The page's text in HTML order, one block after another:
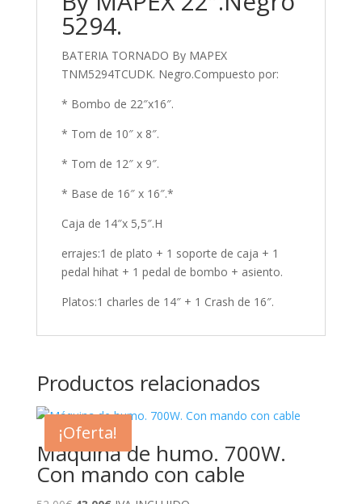
5294.
BATERIA TORNADO By MAPEX
TNM5294TCUDK. Negro.Compuesto por:
* Bombo de 22″x16″.
* Tom de 10″ x 8″.
* Tom de 12″ x 9″.
* Base de 16″ x 16″.*
Caja de 14″x 5,5″.H
errajes:1 de plato + 1 soporte de caja + 1
pedal hihat + 1 pedal de bombo + asiento.
Platos:1 charles de 14″ + 1 Crash de 16″.
Productos relacionados
¡Oferta!
Máquina de humo. 700W.
Con mando con cable